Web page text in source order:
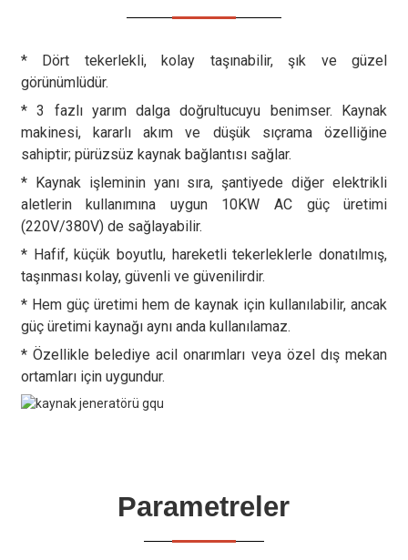
* Dört tekerlekli, kolay taşınabilir, şık ve güzel
görünümlüdür.
* 3 fazlı yarım dalga doğrultucuyu benimser. Kaynak
makinesi, kararlı akım ve düşük sıçrama özelliğine
sahiptir; pürüzsüz kaynak bağlantısı sağlar.
* Kaynak işleminin yanı sıra, şantiyede diğer elektrikli
aletlerin kullanımına uygun 10KW AC güç üretimi
(220V/380V) de sağlayabilir.
* Hafif, küçük boyutlu, hareketli tekerleklerle donatılmış,
taşınması kolay, güvenli ve güvenilirdir.
* Hem güç üretimi hem de kaynak için kullanılabilir, ancak
güç üretimi kaynağı aynı anda kullanılamaz.
* Özellikle belediye acil onarımları veya özel dış mekan
ortamları için uygundur.
Parametreler